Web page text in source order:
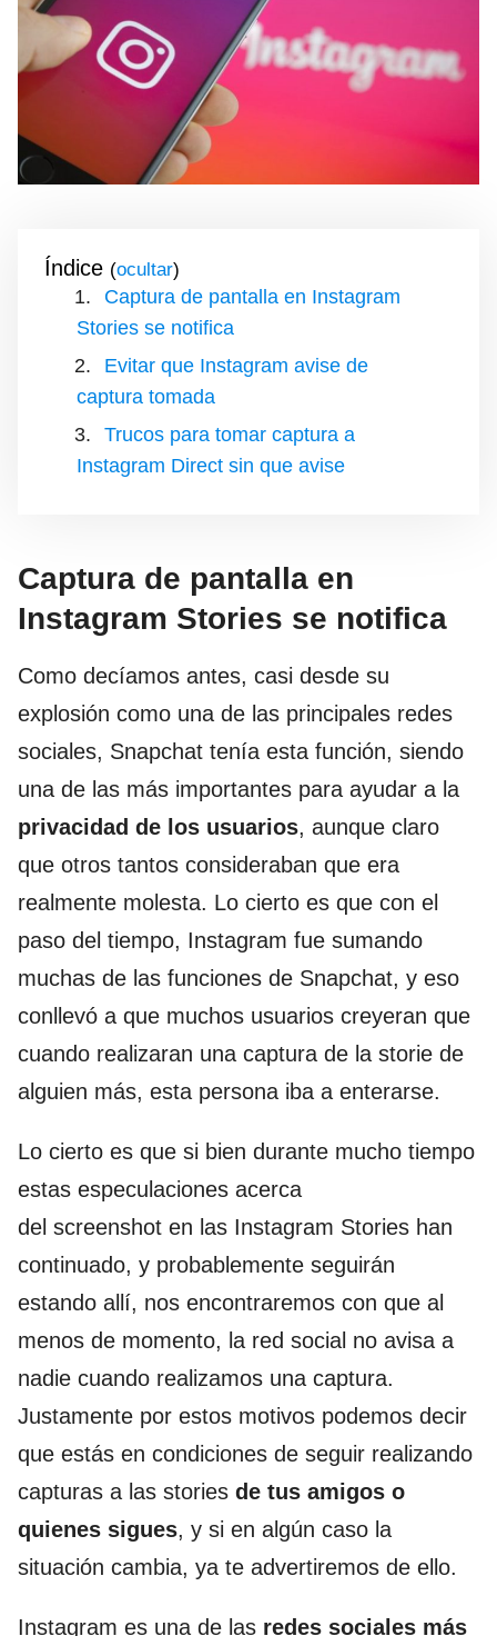
Índice ( )
Captura de pantalla en Instagram
Stories se notifica
Evitar que Instagram avise de
captura tomada
Trucos para tomar captura a
Instagram Direct sin que avise
Captura de pantalla en
Instagram Stories se notifica
Como decíamos antes, casi desde su
explosión como una de las principales redes
sociales, Snapchat tenía esta función, siendo
una de las más importantes para ayudar a la
privacidad de los usuarios, aunque claro
que otros tantos consideraban que era
realmente molesta. Lo cierto es que con el
paso del tiempo, Instagram fue sumando
muchas de las funciones de Snapchat, y eso
conllevó a que muchos usuarios creyeran que
cuando realizaran una captura de la storie de
alguien más, esta persona iba a enterarse.
Lo cierto es que si bien durante mucho tiempo
estas especulaciones acerca
del screenshot en las Instagram Stories han
continuado, y probablemente seguirán
estando allí, nos encontraremos con que al
menos de momento, la red social no avisa a
nadie cuando realizamos una captura.
Justamente por estos motivos podemos decir
que estás en condiciones de seguir realizando
capturas a las stories de tus amigos o
quienes sigues, y si en algún caso la
situación cambia, ya te advertiremos de ello.
Instagram es una de las redes sociales más